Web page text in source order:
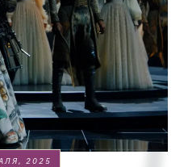
2025